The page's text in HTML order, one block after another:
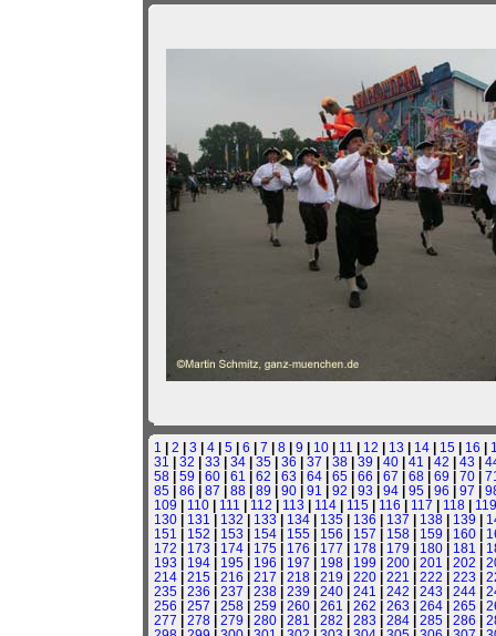
1 | 2 | 3 | 4| 5| 6 | 7 | 8| 9 | 10| 11 | 12 | 13 | 14| 15| 16 |
31 | 32 | 33 | 34| 35| 36 | 37 | 38| 39 | 40| 41 | 42 | 43 |
58| 59 | 60| 61 | 62 | 63 | 64| 65| 66 | 67 | 68| 69 | 70|
85| 86 | 87 | 88| 89 | 90| 91 | 92 | 93 | 94| 95| 96 | 97 |
109 | 110| 111 | 112 | 113 | 114| 115| 116 | 117 | 118| 119
130| 131 | 132 | 133 | 134| 135| 136 | 137 | 138| 139 |
151 | 152 | 153 | 154| 155| 156 | 157 | 158| 159 | 160|
172 | 173 | 174| 175| 176 | 177 | 178| 179 | 180| 181 |
193 | 194| 195| 196 | 197 | 198| 199 | 200| 201 | 202 |
214| 215| 216 | 217 | 218| 219 | 220| 221 | 222 | 223 |
235| 236 | 237 | 238| 239 | 240| 241 | 242 | 243 | 244|
256 | 257 | 258| 259 | 260| 261 | 262 | 263 | 264| 265|
277 | 278| 279 | 280| 281 | 282 | 283 | 284| 285| 286 |